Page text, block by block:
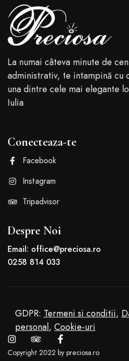
La numai câteva minute de
administrativ, te intampină cu
una dintre cele mai elegante
Iulia
Conecteaza-te
Facebook
Instagram
Tripadvisor
Despre Noi
Email: office@preciosa.ro
0258 814 033
Copyright 2022 by preciosa.ro
GDPR: Termeni si conditii,
personal, Cookie-uri